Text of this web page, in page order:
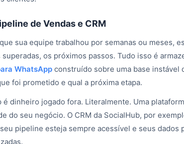
de Vendas e CRM
sua equipe trabalhou por semanas ou meses,
os próximos passos. Tudo isso é
WhatsApp construído sobre uma base instável
foi prometido e qual a próxima etapa.
dinheiro jogado fora. Literalmente. Uma
do seu negócio. O CRM da SocialHub, por
pipeline esteja sempre acessível e seus